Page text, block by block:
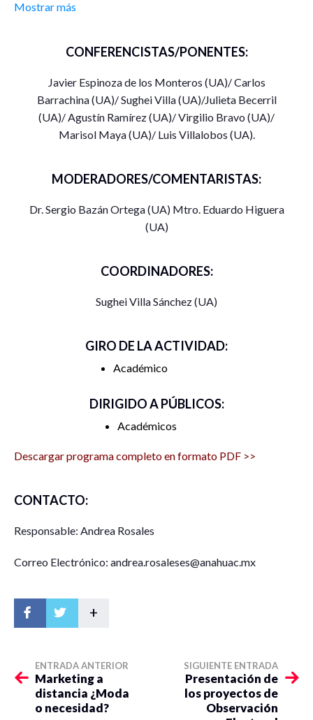
movimientos sociales, la migración internacional, los
formato de presentación de panel de expertos, seguido por
una mesa de discusión grupal, finalizando con un espacio
para preguntas de los asistentes.
GOBERNANZA, ESTADO Y CIUDADANÍAS
MESA 1
Palabras de bienvenida por el Director de la Facultad de
Presentación de los panelistas de la Mesa.
10:10 horas. Gobernanza, ciudadanía y movimientos
sociales. Dr. Javier Espinoza de los Monteros Sánchez
10: 20 horas. Gobernanza y Ciudadanía. Dr. Virgilio Bravo
en el bienestar mexicano. Dra. Sughei Villa Sánchez
Luis Villalobos García
11:20 horas. Sesión de preguntas y respuestas
GOBERNANZA, ESTADO Y CIUDADANÍA
MESA 2
Mostrar más
CONFERENCISTAS/PONENTES:
Javier Espinoza de los Monteros (UA)/ Carlos
Barrachina (UA)/ Sughei Villa (UA)/Julieta Becerril
(UA)/ Agustín Ramírez (UA)/ Virgilio Bravo (UA)/
Marisol Maya (UA)/ Luis Villalobos (UA).
MODERADORES/COMENTARISTAS:
Dr. Sergio Bazán Ortega (UA) Mtro. Eduardo Higuera
(UA)
COORDINADORES:
Sughei Villa Sánchez (UA)
GIRO DE LA ACTIVIDAD:
Académico
DIRIGIDO A PÚBLICOS:
Académicos
Descargar programa completo en formato PDF >>
CONTACTO:
Responsable: Andrea Rosales
Correo Electrónico: andrea.rosaleses@anahuac.mx
+
ENTRADA ANTERIOR
Marketing a
distancia ¿Moda
o necesidad?
SIGUIENTE ENTRADA
Presentación de
los proyectos de
Observación